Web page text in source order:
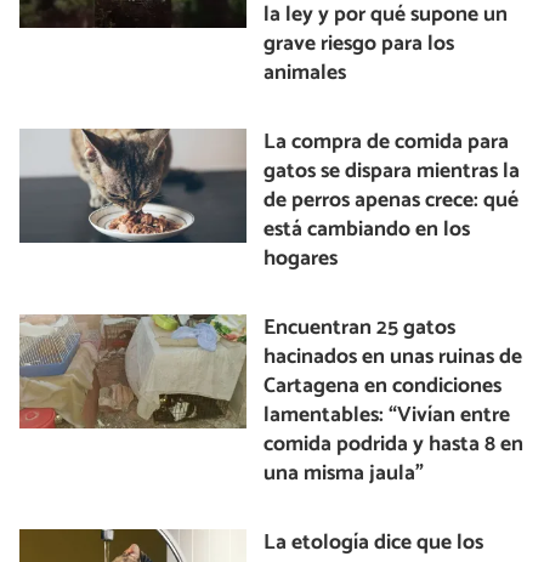
la ley y por qué supone un
grave riesgo para los
animales
La compra de comida para
gatos se dispara mientras la
de perros apenas crece: qué
está cambiando en los
hogares
Encuentran 25 gatos
hacinados en unas ruinas de
Cartagena en condiciones
lamentables: “Vivían entre
comida podrida y hasta 8 en
una misma jaula”
La etología dice que los